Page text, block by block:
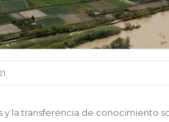
y la transferencia de conocimiento